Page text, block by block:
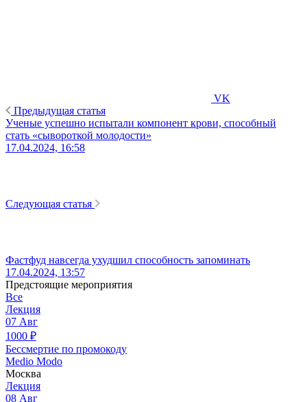
VK
Предыдущая статья
Ученые успешно испытали компонент крови, способный
стать «сывороткой молодости»
17.04.2024, 16:58
Следующая статья
Фастфуд навсегда ухудшил способность запоминать
17.04.2024, 13:57
Предстоящие мероприятия
Все
Лекция
07 Авг
1000 ₽
Бессмертие по промокоду
Medio Modo
Москва
Лекция
08 Авг